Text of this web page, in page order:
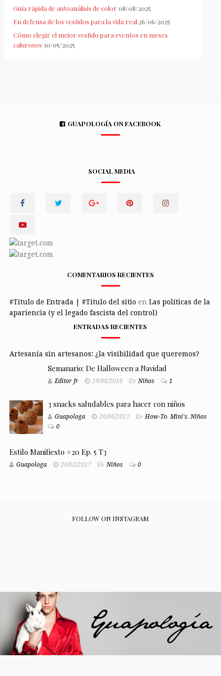
Guía rápida de autoanálisis de color 08/08/2025
En defensa de los vestidos para la vida real 26/06/2025
Cómo elegir el mejor vestido para eventos en meses
calurosos 30/05/2025
GUAPOLOGÍA ON FACEBOOK
SOCIAL MEDIA
COMENTARIOS RECIENTES
#Título de Entrada | #Título del sitio en Las políticas de la
apariencia (y el legado fascista del control)
ENTRADAS RECIENTES
Artesanía sin artesanos: ¿la visibilidad que queremos?
Semanario: De Halloween a Navidad
Editor Jr 29/08/2016 Niños 1
3 snacks saludables para hacer con niños
Guapologa 20/06/2017 How-To, Mini's, Niños
0
Estilo Manifiesto #20 Ep. 5 T3
Guapologa 20/02/2017 Niños 0
FOLLOW ON INSTAGRAM